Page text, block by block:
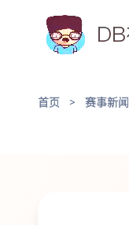
首页 > 赛事新闻